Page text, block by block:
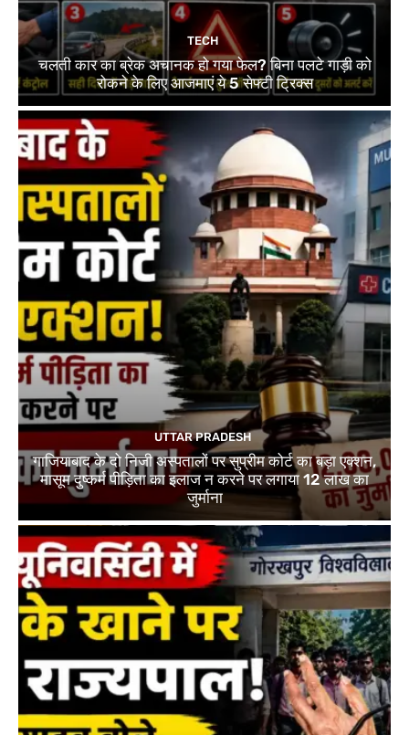
TECH
चलती कार का ब्रेक अचानक हो गया फेल? बिना पलटे गाड़ी को
रोकने के लिए आजमाएं ये 5 सेफ्टी ट्रिक्स
UTTAR PRADESH
गाजियाबाद के दो निजी अस्पतालों पर सुप्रीम कोर्ट का बड़ा एक्शन,
मासूम दुष्कर्म पीड़िता का इलाज न करने पर लगाया 12 लाख का
जुर्माना